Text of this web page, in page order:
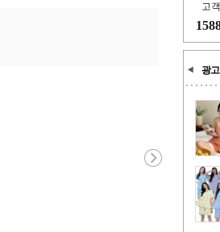
고
광고